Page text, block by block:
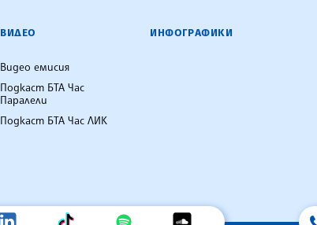
ВИДЕО
Видео емисия
Подкаст БТА Час
Паралели
Подкаст БТА Час ЛИК
ИНФОГРАФИКИ